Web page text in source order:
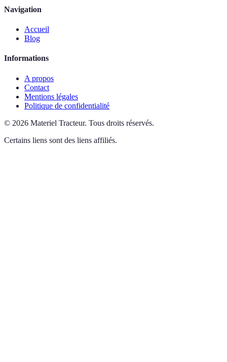
Navigation
Accueil
Blog
Informations
A propos
Contact
Mentions légales
Politique de confidentialité
© 2026 Materiel Tracteur. Tous droits réservés.
Certains liens sont des liens affiliés.